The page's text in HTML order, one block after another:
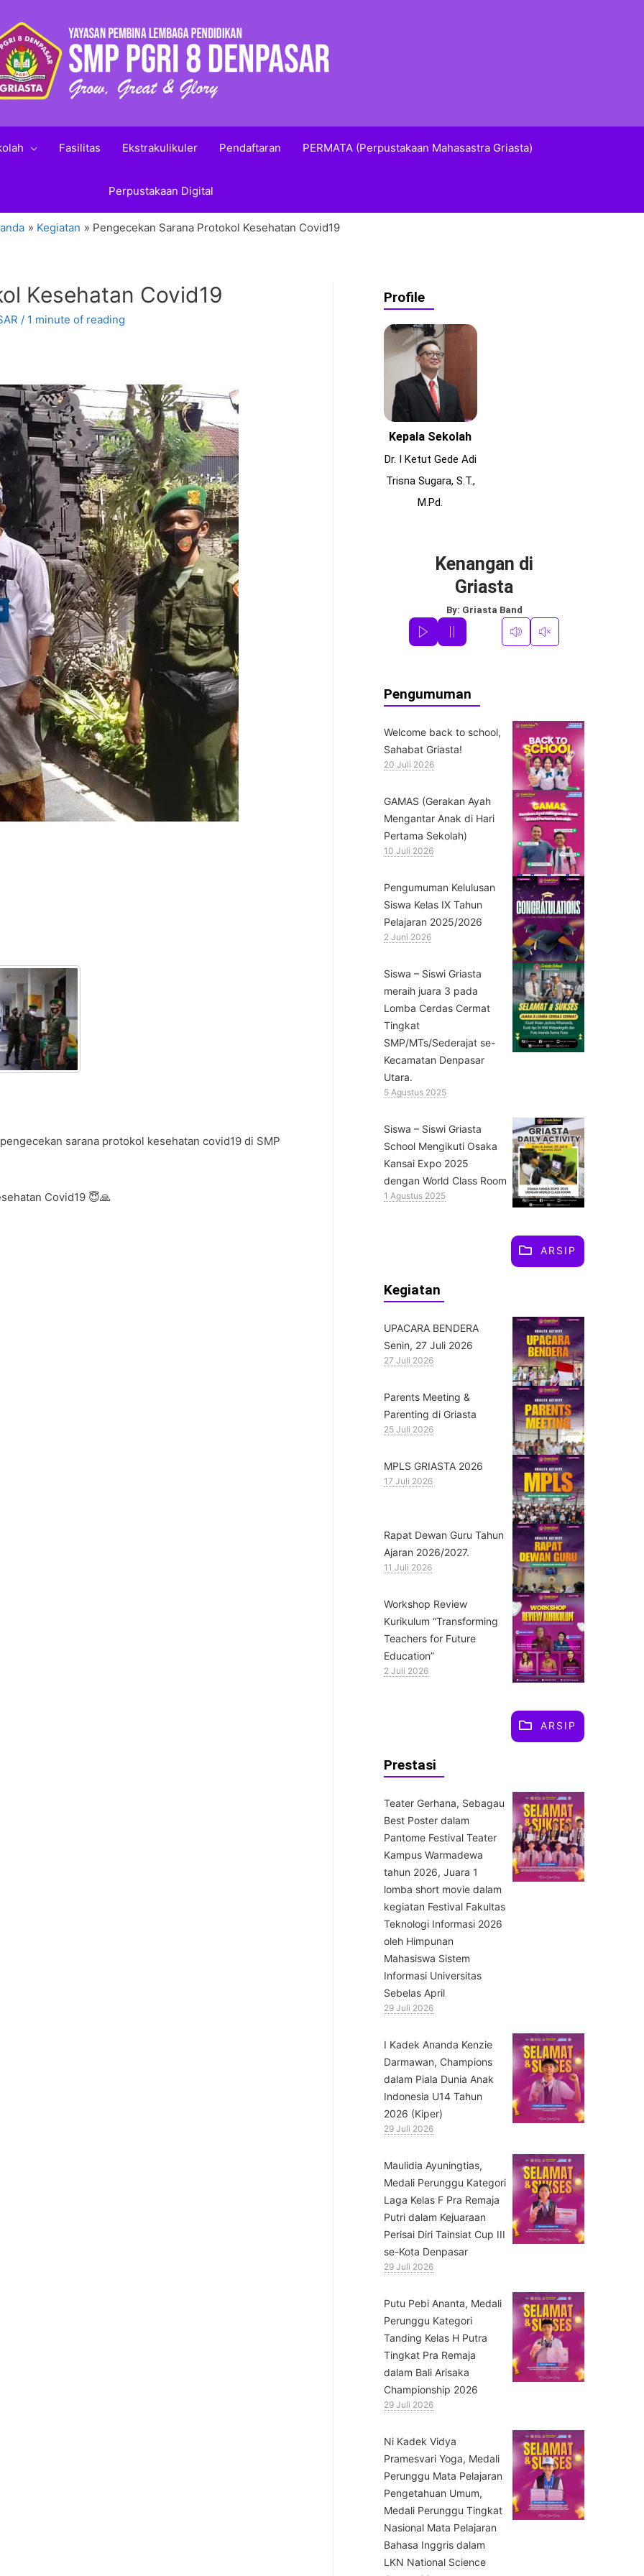
Fasilitas Ekstrakulikuler Pendaftaran PERMATA (Perpustakaan Mahasastra Griasta)
Perpustakaan Digital
Kegiatan Pengecekan Sarana Protokol Kesehatan Covid19
Kesehatan Covid19
/ 1 minute of reading
sarana protokol kesehatan covid19 di SMP
Covid19 😇🙏
Profile
Kepala Sekolah
Dr. I Ketut Gede Adi
Trisna Sugara, S.T.,
M.Pd.
Kenangan di
Griasta
By: Griasta Band
Pengumuman
Welcome back to school,
Sahabat Griasta!
20 Juli 2026
GAMAS (Gerakan Ayah
Mengantar Anak di Hari
Pertama Sekolah)
10 Juli 2026
Pengumuman Kelulusan
Siswa Kelas IX Tahun
Pelajaran 2025/2026
2 Juni 2026
Siswa – Siswi Griasta
meraih juara 3 pada
Lomba Cerdas Cermat
Tingkat
SMP/MTs/Sederajat se-
Kecamatan Denpasar
Utara.
5 Agustus 2025
Siswa – Siswi Griasta
School Mengikuti Osaka
Kansai Expo 2025
dengan World Class Room
1 Agustus 2025
ARSIP
Kegiatan
UPACARA BENDERA
Senin, 27 Juli 2026
27 Juli 2026
Parents Meeting &
Parenting di Griasta
25 Juli 2026
MPLS GRIASTA 2026
17 Juli 2026
Rapat Dewan Guru Tahun
Ajaran 2026/2027.
11 Juli 2026
Workshop Review
Kurikulum “Transforming
Teachers for Future
Education”
2 Juli 2026
ARSIP
Prestasi
Teater Gerhana, Sebagau
Best Poster dalam
Pantome Festival Teater
Kampus Warmadewa
tahun 2026, Juara 1
lomba short movie dalam
kegiatan Festival Fakultas
Teknologi Informasi 2026
oleh Himpunan
Mahasiswa Sistem
Informasi Universitas
Sebelas April
29 Juli 2026
⁠I Kadek Ananda Kenzie
Darmawan, Champions
dalam Piala Dunia Anak
Indonesia U14 Tahun
2026 (Kiper)
29 Juli 2026
⁠Maulidia Ayuningtias,
Medali Perunggu Kategori
Laga Kelas F Pra Remaja
Putri dalam Kejuaraan
Perisai Diri Tainsiat Cup III
se-Kota Denpasar
29 Juli 2026
Putu Pebi Ananta, Medali
Perunggu Kategori
Tanding Kelas H Putra
Tingkat Pra Remaja
dalam Bali Arisaka
Championship 2026
29 Juli 2026
⁠Ni Kadek Vidya
Pramesvari Yoga, Medali
Perunggu Mata Pelajaran
Pengetahuan Umum,
Medali Perunggu Tingkat
Nasional Mata Pelajaran
Bahasa Inggris dalam
LKN National Science